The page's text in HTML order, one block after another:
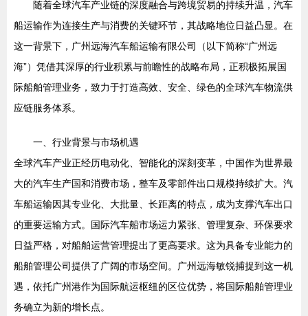
随着全球汽车产业链的深度融合与跨境贸易的持续升温，汽车
船运输作为连接生产与消费的关键环节，其战略地位日益凸显。在
这一背景下，广州远海汽车船运输有限公司（以下简称“广州远
海”）凭借其深厚的行业积累与前瞻性的战略布局，正积极拓展国
际船舶管理业务，致力于打造高效、安全、绿色的全球汽车物流供
应链服务体系。
一、行业背景与市场机遇
全球汽车产业正经历电动化、智能化的深刻变革，中国作为世界最
大的汽车生产国和消费市场，整车及零部件出口规模持续扩大。汽
车船运输因其专业化、大批量、长距离的特点，成为支撑汽车出口
的重要运输方式。国际汽车船市场运力紧张、管理复杂、环保要求
日益严格，对船舶运营管理提出了更高要求。这为具备专业能力的
船舶管理公司提供了广阔的市场空间。广州远海敏锐捕捉到这一机
遇，依托广州港作为国际航运枢纽的区位优势，将国际船舶管理业
务确立为新的增长点。